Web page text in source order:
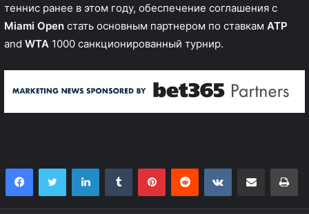
теннис ранее в этом году, обеспечение соглашения с
Miami Open стать основным партнером по ставкам ATP
and WTA 1000 санкционированный турнир.